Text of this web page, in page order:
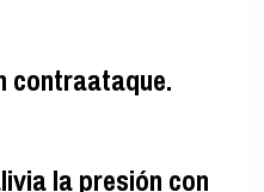
contraataque.
la presión con